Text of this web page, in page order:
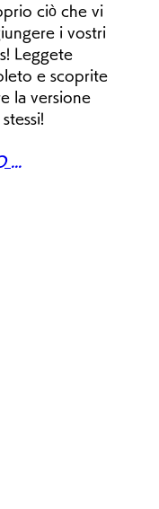
ciò che vi
i vostri
Leggete
e scoprite
la versione